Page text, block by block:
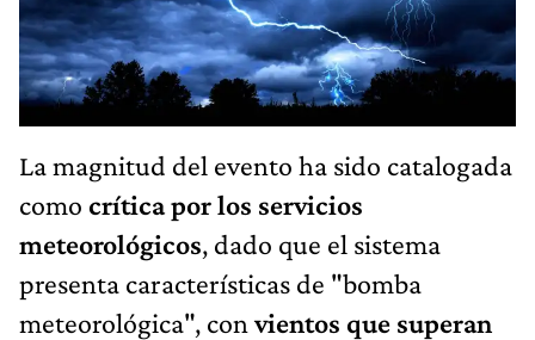
La magnitud del evento ha sido catalogada
como crítica por los servicios
meteorológicos, dado que el sistema
presenta características de "bomba
meteorológica", convientos que superan